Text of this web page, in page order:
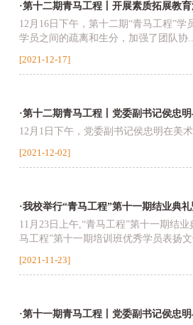
·第十二期青马工程丨开展素质拓展教
12月16日下午，第十二期“青马工程”
学员之间的疏离和生分，加强了团队协
[2021-12-17]
·第十二期青马工程丨党委副书记侯忠
12月1日下午，党委副书记侯忠明在美
[2021-12-02]
·我校举行“青马工程”第十一期结业典
11月23日上午,“青马工程”第十一期结
马工程”第十一期培训班优秀学员表扬
[2021-11-23]
·第十一期青马工程丨党委副书记侯忠